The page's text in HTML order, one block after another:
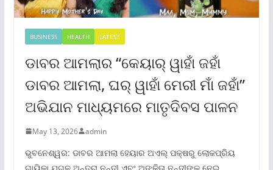
BUSINESS HEALTH LATEST
ଡାବର ଆମଲାର “କେୟାର୍ ୱାହାଁ ଜହାଁ
ଡାବର ଆମଲା, ଘର୍ ୱାହାଁ ମେରୀ ମାଁ ଜହାଁ”
ଅଭିଯାନ ମାଧ୍ୟମରେ ମାତୃଦିବସ ପାଳନ
May 13, 2026 admin
ଭୁବନେଶ୍ୱର: ଡାବର ଆମଲା ହେୟାର ଅଏଲ୍ ପକ୍ଷରୁ ଲୋକପ୍ରିୟ
ଗାୟିକା ଯୁଗଳ ଅନ୍ତରା ନନ୍ଦୀ ଏବଂ ଅଙ୍କିତା ନନ୍ଦୀଙ୍କୁ ନେଇ